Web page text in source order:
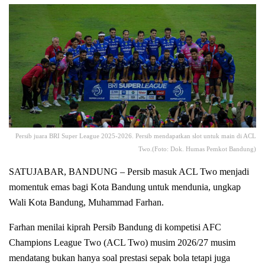
Persib juara BRI Super League 2025-2026. Persib mendapatkan slot untuk main di ACL
Two.(Foto: Dok. Humas Pemkot Bandung)
SATUJABAR, BANDUNG – Persib masuk ACL Two menjadi
momentuk emas bagi Kota Bandung untuk mendunia, ungkap
Wali Kota Bandung, Muhammad Farhan.
Farhan menilai kiprah Persib Bandung di kompetisi AFC
Champions League Two (ACL Two) musim 2026/27 musim
mendatang bukan hanya soal prestasi sepak bola tetapi juga